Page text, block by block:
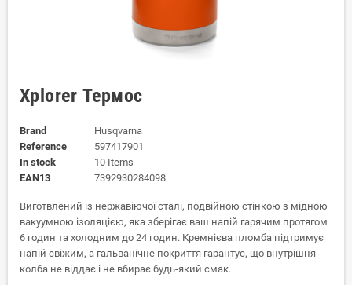
Xplorer Термос
Brand
Husqvarna
Reference
597417901
In stock
10 Items
EAN13
7392930284098
Виготвлений із нержавіючої сталі, подвійною стінкою з мідною
вакуумною ізоляцією, яка зберігає ваш напій гарячим протягом
6 годин та холодним до 24 годин. Кремнієва пломба підтримує
напій свіжим, а гальванічне покриття гарантує, що внутрішня
колба не віддає і не вбирає будь-який смак.